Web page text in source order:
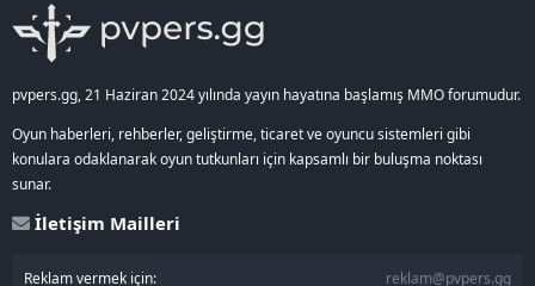
pvpers.gg, 21 Haziran 2024 yılında yayın hayatına başlamış MMO forumudur.
Oyun haberleri, rehberler, geliştirme, ticaret ve oyuncu sistemleri gibi
konulara odaklanarak oyun tutkunları için kapsamlı bir buluşma noktası
sunar.
İletişim Mailleri
Reklam vermek için: reklam@pvpers.gg